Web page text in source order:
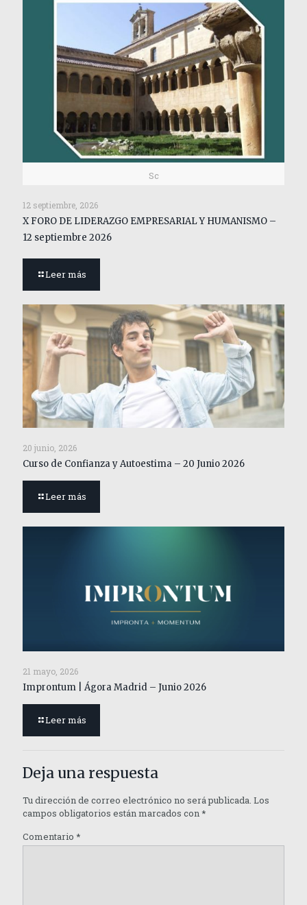
Sc
12 septiembre, 2026
X FORO DE LIDERAZGO EMPRESARIAL Y HUMANISMO –
12 septiembre 2026
Leer más
20 junio, 2026
Curso de Confianza y Autoestima – 20 Junio 2026
Leer más
21 mayo, 2026
Improntum | Ágora Madrid – Junio 2026
Leer más
Deja una respuesta
Tu dirección de correo electrónico no será publicada. Los
campos obligatorios están marcados con*
Comentario *